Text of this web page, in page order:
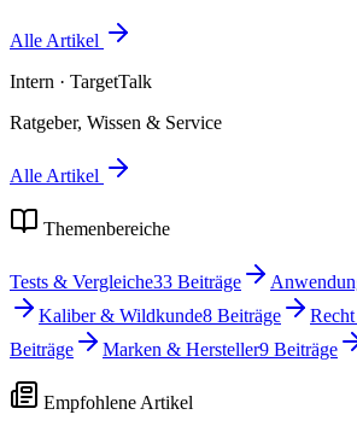
Alle Artikel
Intern · TargetTalk
Ratgeber, Wissen & Service
Alle Artikel
Themenbereiche
Tests & Vergleiche33 Beiträge
Kaliber & Wildkunde8 Beiträge
Beiträge
Marken & Hersteller9 Beiträge
Empfohlene Artikel